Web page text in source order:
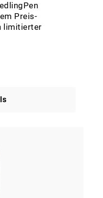
Preis-
limitierter